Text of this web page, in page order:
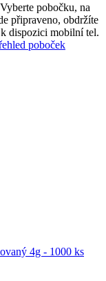
pobočku, na
připraveno, obdržíte
dispozici mobilní tel.
poboček